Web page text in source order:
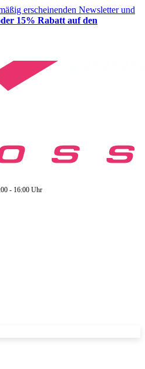
erscheinenden Newsletter und
15% Rabatt auf den
- 16:00 Uhr